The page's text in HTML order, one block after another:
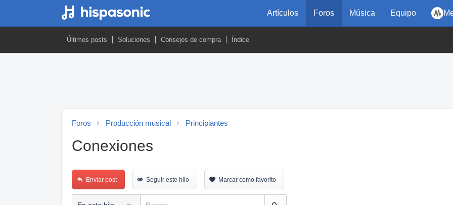
Artículos Foros Música Equipo
Últimos posts Soluciones Consejos de compra Índice
Foros Producción musical Principiantes
Conexiones
Enviar post Seguir este hilo Marcar como favorito